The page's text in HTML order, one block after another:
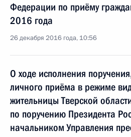
Федерации по приёму
2016 года
26 декабря 2016 года, 10:56
О ходе исполнения
личного приёма в режиме
жительницы Тверской
по поручению Президента
начальником Управления